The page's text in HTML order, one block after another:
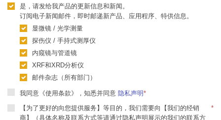
是，请发给我产品的更新信息和新闻。
订阅电子新闻邮件，即时邮递新产品、应用程序、特供信息。
显微镜 / 光学测量
探伤仪 / 手持式测厚仪
内窥镜与管道镜
XRF和XRD分析仪
邮件杂志（所有部门）
我同意《使用条款》，知悉并同意 隐私声明*
【为了更好的向您提供服务】等目的，我们需要向【我们的经销
商】（具体名称及联系方式等请通过隐私声明展示的我们的联系方
*